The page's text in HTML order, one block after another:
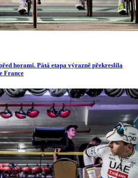
horami. Pátá etapa výrazně překreslila
France